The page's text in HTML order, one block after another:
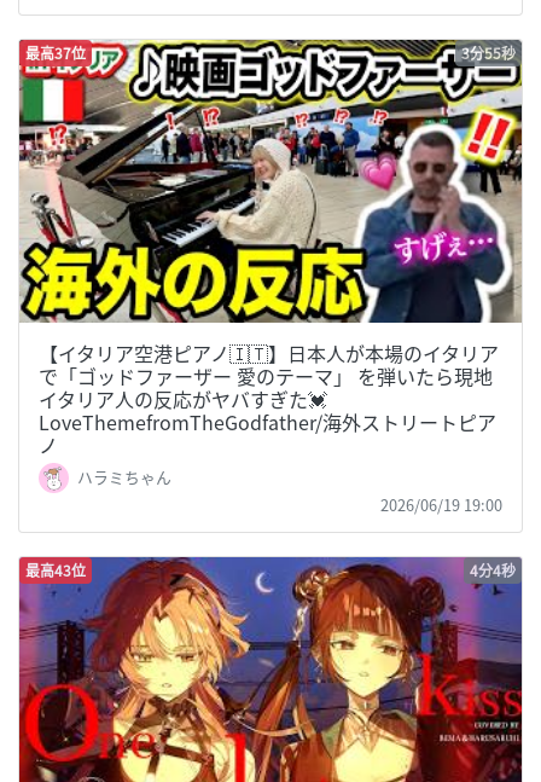
最高37位 3分55秒
【イタリア空港ピアノ🇮🇹】日本人が本場のイタリア
で「ゴッドファーザー 愛のテーマ」 を弾いたら現地
イタリア人の反応がヤバすぎた💓
LoveThemefromTheGodfather/海外ストリートピア
ノ
ハラミちゃん
2026/06/19 19:00
最高43位 4分4秒